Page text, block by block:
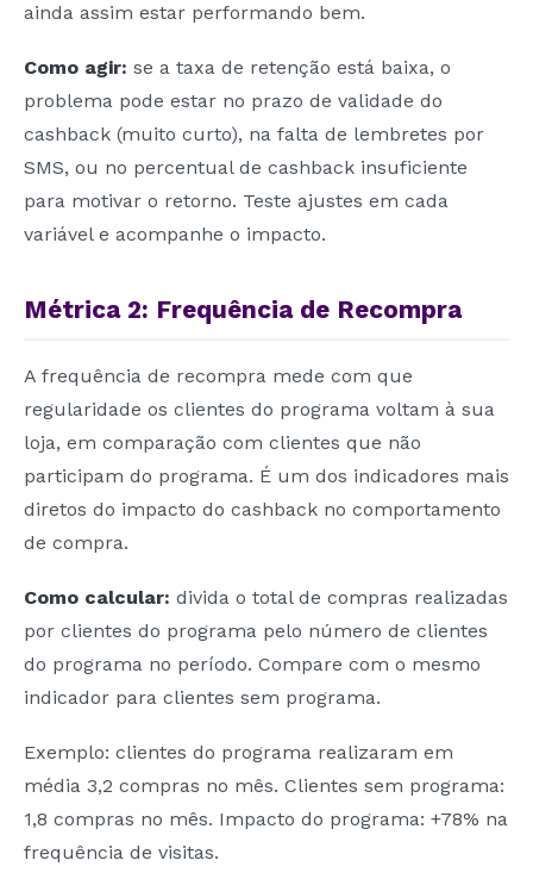
ainda assim estar performando bem.
Como agir: se a taxa de retenção está baixa, o
problema pode estar no prazo de validade do
cashback (muito curto), na falta de lembretes por
SMS, ou no percentual de cashback insuficiente
para motivar o retorno. Teste ajustes em cada
variável e acompanhe o impacto.
Métrica 2: Frequência de Recompra
A frequência de recompra mede com que
regularidade os clientes do programa voltam à sua
loja, em comparação com clientes que não
participam do programa. É um dos indicadores mais
diretos do impacto do cashback no comportamento
de compra.
Como calcular: divida o total de compras realizadas
por clientes do programa pelo número de clientes
do programa no período. Compare com o mesmo
indicador para clientes sem programa.
Exemplo: clientes do programa realizaram em
média 3,2 compras no mês. Clientes sem programa:
1,8 compras no mês. Impacto do programa: +78% na
frequência de visitas.